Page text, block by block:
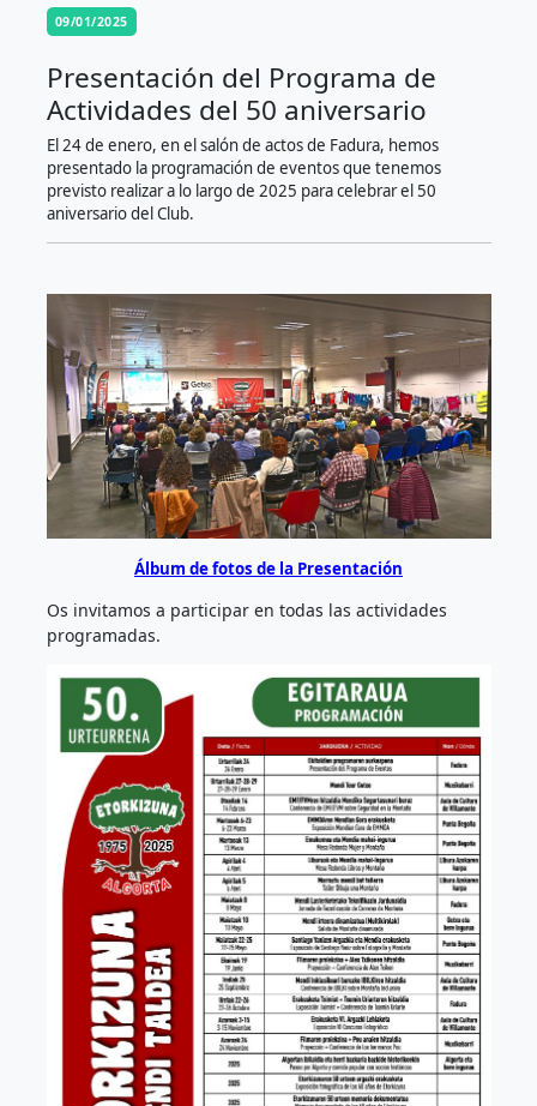
09/01/2025
Presentación del Programa de
Actividades del 50 aniversario
El 24 de enero, en el salón de actos de Fadura, hemos
presentado la programación de eventos que tenemos
previsto realizar a lo largo de 2025 para celebrar el 50
aniversario del Club.
Álbum de fotos de la Presentación
Os invitamos a participar en todas las actividades
programadas.